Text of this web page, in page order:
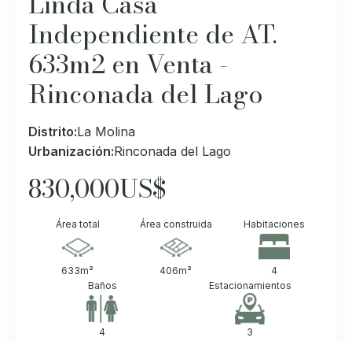
Independiente de AT.
633m2 en Venta -
Rinconada del Lago
Distrito:La Molina
Urbanización:Rinconada del Lago
830,000US$
Área total
633m²
Área construida
406m²
Habitaciones
4
Baños
4
Estacionamientos
3